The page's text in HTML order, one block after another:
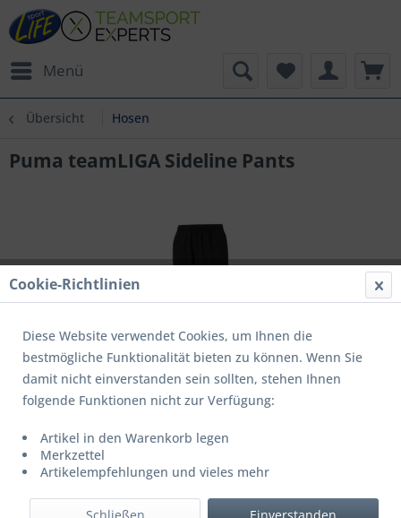
Menü
Übersicht Hosen
Puma teamLIGA Sideline Pants
UVP: 44,95 € *
Menge
Stückpreis
Grundpreis
bis9 35,90 € * 35,90 € * / 1 Stück
Cookie-Richtlinien
Diese Website verwendet Cookies, um Ihnen die
bestmögliche Funktionalität bieten zu können. Wenn Sie
damit nicht einverstanden sein sollten, stehen Ihnen
folgende Funktionen nicht zur Verfügung:
Artikel in den Warenkorb legen
Merkzettel
Artikelempfehlungen und vieles mehr